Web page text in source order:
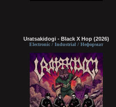
Uratsakidogi - Black X Hop (2026)
Electronic / Industrial / Неформат